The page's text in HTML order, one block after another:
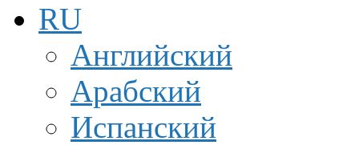
RU
Английский
Арабский
Испанский